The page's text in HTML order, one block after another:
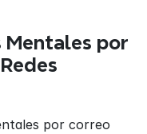
Mentales por
por correo